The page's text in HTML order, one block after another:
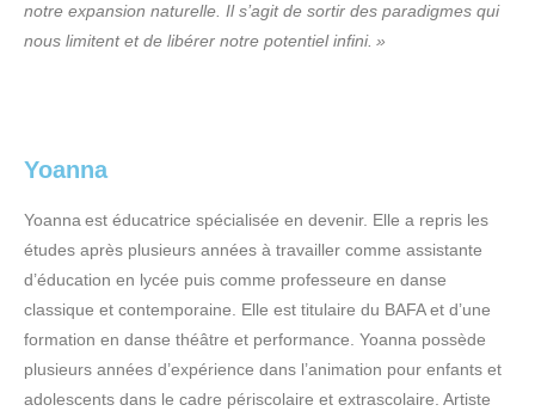
notre expansion naturelle. Il s’agit de sortir des paradigmes qui
nous limitent et de libérer notre potentiel infini. »
Yoanna
Yoanna est éducatrice spécialisée en devenir. Elle a repris les
études après plusieurs années à travailler comme assistante
d’éducation en lycée puis comme professeure en danse
classique et contemporaine. Elle est titulaire du BAFA et d’une
formation en danse théâtre et performance. Yoanna possède
plusieurs années d’expérience dans l’animation pour enfants et
adolescents dans le cadre périscolaire et extrascolaire. Artiste